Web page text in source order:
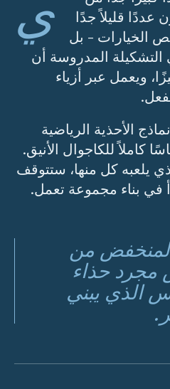
عددًا قليلاً جدًا
الخيارات - بل
التشكيلة المدروسة أن
ويعمل عبر أزياء
الأحذية الرياضية
كاملاً للكاجوال الأنيق.
يلعبه كل منها، ستتوقف
في بناء مجموعة تعمل.
من
مجرد حذاء
الذي يبني